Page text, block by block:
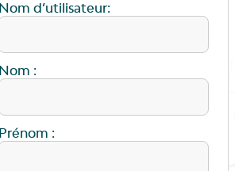
Nom d’utilisateur:
Nom :
Prénom :